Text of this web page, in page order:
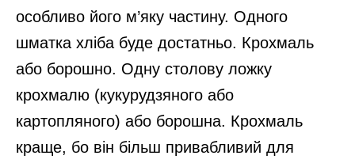
особливо його м’яку частину. Одного
шматка хліба буде достатньо. Крохмаль
або борошно. Одну столову ложку
крохмалю (кукурудзяного або
картопляного) або борошна. Крохмаль
краще, бо він більш привабливий для